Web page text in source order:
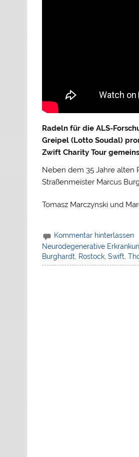
Radeln für die ALS-
Greipel (Lotto Soudal)
Zwift Charity Tour
Neben dem 35 Jahre alten
Straßenmeister Marcus
Tomasz Marczynski und
Kommentar hinterlassen
Neurodegenerative
Burghardt
Rostock ,Swift ,